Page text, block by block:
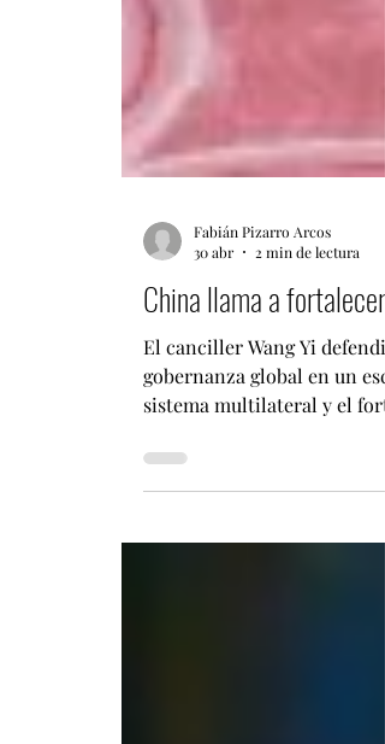
Fabián Pizarro Arcos
30 abr
2 min de lectura
China llama a
El canciller Wang Yi
gobernanza global en un